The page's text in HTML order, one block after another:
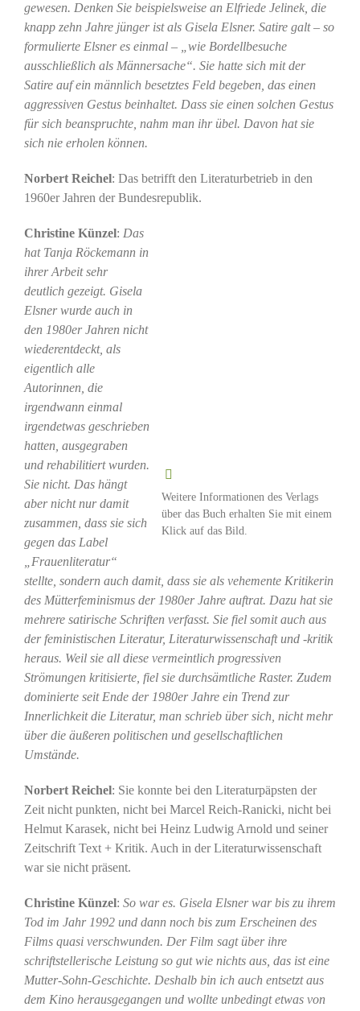
gewesen. Denken Sie beispielsweise an Elfriede Jelinek, die
knapp zehn Jahre jünger ist als Gisela Elsner. Satire galt – so
formulierte Elsner es einmal – „wie Bordellbesuche
ausschließlich als Männersache“. Sie hatte sich mit der
Satire auf ein männlich besetztes Feld begeben, das einen
aggressiven Gestus beinhaltet. Dass sie einen solchen Gestus
für sich beanspruchte, nahm man ihr übel. Davon hat sie
sich nie erholen können.
Norbert Reichel: Das betrifft den Literaturbetrieb in den
1960er Jahren der Bundesrepublik.
Weitere Informationen des Verlags
über das Buch erhalten Sie mit einem
Klick auf das Bild.
Christine Künzel: Das
hat Tanja Röckemann in
ihrer Arbeit sehr
deutlich gezeigt. Gisela
Elsner wurde auch in
den 1980er Jahren nicht
wiederentdeckt, als
eigentlich alle
Autorinnen, die
irgendwann einmal
irgendetwas geschrieben
hatten, ausgegraben
und rehabilitiert wurden.
Sie nicht. Das hängt
aber nicht nur damit
zusammen, dass sie sich
gegen das Label
„Frauenliteratur“
stellte, sondern auch damit, dass sie als vehemente Kritikerin
des Mütterfeminismus der 1980er Jahre auftrat. Dazu hat sie
mehrere satirische Schriften verfasst. Sie fiel somit auch aus
der feministischen Literatur, Literaturwissenschaft und -kritik
heraus. Weil sie all diese vermeintlich progressiven
Strömungen kritisierte, fiel sie durchsämtliche Raster. Zudem
dominierte seit Ende der 1980er Jahre ein Trend zur
Innerlichkeit die Literatur, man schrieb über sich, nicht mehr
über die äußeren politischen und gesellschaftlichen
Umstände.
Norbert Reichel: Sie konnte bei den Literaturpäpsten der
Zeit nicht punkten, nicht bei Marcel Reich-Ranicki, nicht bei
Helmut Karasek, nicht bei Heinz Ludwig Arnold und seiner
Zeitschrift Text + Kritik. Auch in der Literaturwissenschaft
war sie nicht präsent.
Christine Künzel: So war es. Gisela Elsner war bis zu ihrem
Tod im Jahr 1992 und dann noch bis zum Erscheinen des
Films quasi verschwunden. Der Film sagt über ihre
schriftstellerische Leistung so gut wie nichts aus, das ist eine
Mutter-Sohn-Geschichte. Deshalb bin ich auch entsetzt aus
dem Kino herausgegangen und wollte unbedingt etwas von